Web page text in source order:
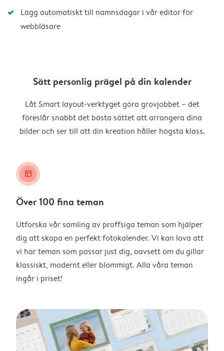
Lägg automatiskt till namnsdagar i vår editor för
webbläsare
Sätt personlig prägel på din kalender
Låt Smart layout-verktyget göra grovjobbet – det
föreslår snabbt det bästa sättet att arrangera dina
bilder och ser till att din kreation håller högsta klass.
layout_alt
Över 100 fina teman
Utforska vår samling av proffsiga teman som hjälper
dig att skapa en perfekt fotokalender. Vi kan lova att
vi har teman som passar just dig, oavsett om du gillar
klassiskt, modernt eller blommigt. Alla våra teman
ingår i priset!